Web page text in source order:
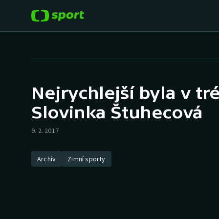
Hokej
Tenis
Cyklistika
Baseball a softbal
Basketbal
Nejrychlejší byla v
Slovinka Štuhecová
9. 2. 2017
Archiv Zimní sporty